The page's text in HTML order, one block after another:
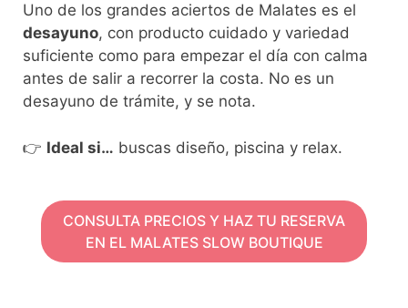
Uno de los grandes aciertos de Malates es el
desayuno, con producto cuidado y variedad
suficiente como para empezar el día con calma
antes de salir a recorrer la costa. No es un
desayuno de trámite, y se nota.
👉 Ideal si… buscas diseño, piscina y relax.
CONSULTA PRECIOS Y HAZ TU RESERVA
EN EL MALATES SLOW BOUTIQUE